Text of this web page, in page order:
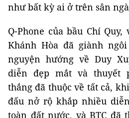
như bất kỳ ai ở trên sân
Q-Phone của bầu Chí Quy,
Khánh Hòa đã giành
nguyện hướng về Duy
diễn đẹp mắt và thuyết
thắng đã thuộc về tất cả,
đấu nở rộ khắp nhiều
toàn đất nước, và BTC đã